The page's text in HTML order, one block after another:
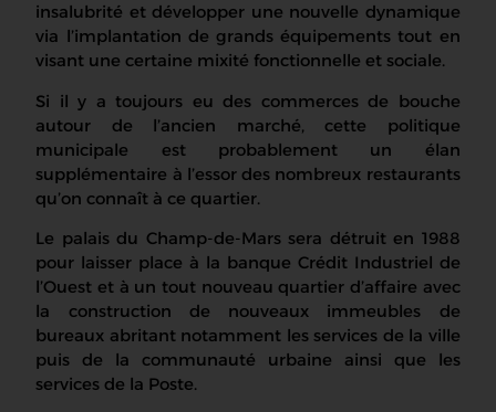
insalubrité et développer une nouvelle dynamique
via l’implantation de grands équipements tout en
visant une certaine mixité fonctionnelle et sociale.
Si il y a toujours eu des commerces de bouche
autour de l’ancien marché, cette politique
municipale est probablement un élan
supplémentaire à l’essor des nombreux restaurants
qu’on connaît à ce quartier.
Le palais du Champ-de-Mars sera détruit en 1988
pour laisser place à la banque Crédit Industriel de
l’Ouest et à un tout nouveau quartier d’affaire avec
la construction de nouveaux immeubles de
bureaux abritant notamment les services de la ville
puis de la communauté urbaine ainsi que les
services de la Poste.